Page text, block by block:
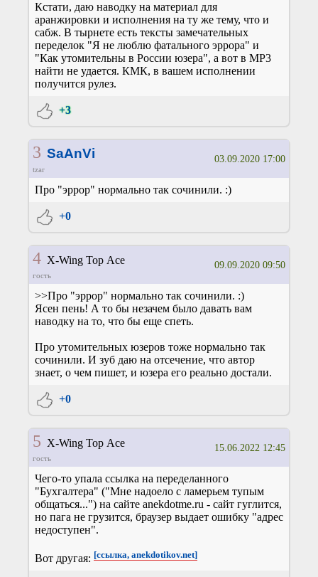
Кстати, даю наводку на материал для
аранжировки и исполнения на ту же тему, что и
сабж. В тырнете есть тексты замечательных
переделок "Я не люблю фатального эррора" и
"Как утомительны в России юзера", а вот в MP3
найти не удается. КМК, в вашем исполнении
получится рулез.
+3
3 SaAnVi
tzar
03.09.2020 17:00
Про "эррор" нормально так сочинили. :)
+0
4X-Wing Top Ace
гость
09.09.2020 09:50
>>Про "эррор" нормально так сочинили. :)
Ясен пень! А то бы незачем было давать вам
наводку на то, что бы еще спеть.
Про утомительных юзеров тоже нормально так
сочинили. И зуб даю на отсечение, что автор
знает, о чем пишет, и юзера его реально достали.
+0
5 X-Wing Top Ace
гость
15.06.2022 12:45
Чего-то упала ссылка на переделанного
"Бухгалтера" ("Мне надоело с ламерьем тупым
общаться...") на сайте anekdotme.ru - сайт гуглится,
но пага не грузится, браузер выдает ошибку "адрес
недоступен".
Вот другая: [ссылка, anekdotikov.net]